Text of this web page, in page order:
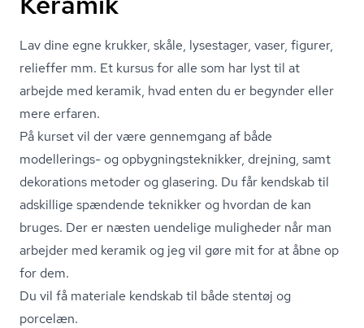
Lav dine egne krukker, skåle, lysestager, vaser, figurer,
relieffer mm. Et kursus for alle som har lyst til at
arbejde med keramik, hvad enten du er begynder eller
mere erfaren.
På kurset vil der være gennemgang af både
modellerings- og op­byg­nings­tek­nik­ker, drejning, samt
dekorations metoder og glasering. Du får kendskab til
adskillige spændende teknikker og hvordan de kan
bruges. Der er næsten uendelige muligheder når man
arbejder med keramik og jeg vil gøre mit for at åbne op
for dem.
Du vil få materiale kendskab til både stentøj og
porcelæn.